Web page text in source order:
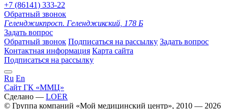
+7 (86141) 333-22
Обратный звонок
Геленджикпросп. Геленджикский, 178 Б
Задать вопрос
Обратный звонок Подписаться на рассылку Задать вопрос
Контактная информация Карта сайта
Подписаться на рассылку
Ru En
Сайт ГК «ММЦ»
Сделано — LOER
© Группа компаний «Мой медицинский центр», 2010 — 2026